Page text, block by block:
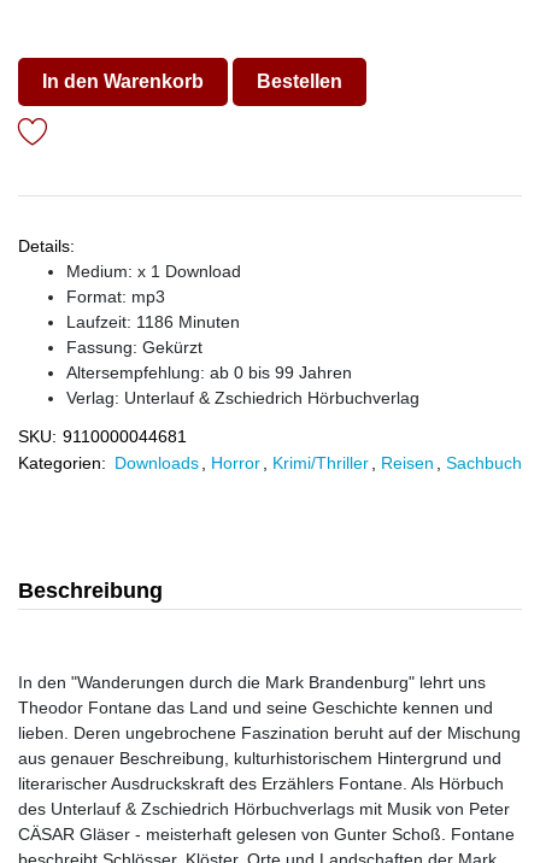
In den Warenkorb Bestellen
Details:
Medium: x 1 Download
Format: mp3
Laufzeit: 1186 Minuten
Fassung: Gekürzt
Altersempfehlung: ab 0 bis 99 Jahren
Verlag: Unterlauf & Zschiedrich Hörbuchverlag
SKU: 9110000044681
Kategorien: Downloads Horror Krimi/Thriller Reisen Sachbuch
Beschreibung
In den "Wanderungen durch die Mark Brandenburg" lehrt uns
Theodor Fontane das Land und seine Geschichte kennen und
lieben. Deren ungebrochene Faszination beruht auf der Mischung
aus genauer Beschreibung, kulturhistorischem Hintergrund und
literarischer Ausdruckskraft des Erzählers Fontane. Als Hörbuch
des Unterlauf & Zschiedrich Hörbuchverlags mit Musik von Peter
CÄSAR Gläser - meisterhaft gelesen von Gunter Schoß. Fontane